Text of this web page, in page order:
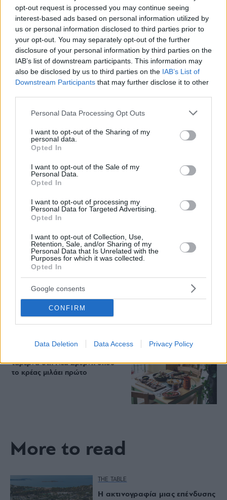
opt-out request is processed you may continue seeing
interest-based ads based on personal information utilized by
us or personal information disclosed to third parties prior to
your opt-out. You may separately opt-out of the further
disclosure of your personal information by third parties on the
IAB’s list of downstream participants. This information may
also be disclosed by us to third parties on the IAB’s List of
Downstream Participants that may further disclose it to other
Please note that this website/app uses one or more Google
not limited to your visit or usage behaviour. You may click to
grant or deny consent to Google and its third-party tags to
use your data for below specified purposes in below Google
consent section.
Personal Data Processing Opt Outs
I want to opt-out of the Sharing of my
personal data.
Opted In
I want to opt-out of the Sale of my
Personal Data.
Opted In
I want to opt-out of processing my
Personal Data for Targeted Advertising.
Opted In
I want to opt-out of Collection, Use,
Retention, Sale, and/or Sharing of my
Personal Data that Is Unrelated with the
Purposes for which it was collected.
Opted In
Google consents
CONFIRM
Data Deletion Data Access Privacy Policy
ρίζωσε) σε ένα αθέατο οικόπεδο στην Ανάβυσσο
στο κύμα: Γιατί στο Bolivar πας
(και) για το φαγητό του
Βρήκαμε το ρόφημα που θα
πίνεις όλο το καλοκαίρι στα
Starbucks
Πλαζ Βάρκιζας: Ξεμπλοκάρει η
επένδυση των 15 εκατ. – Η νέα
εποχή για την ιστορική πλαζ της
Αθηναϊκής Ριβιέρας
ταβέρνα στη Νέα Σμύρνη όπου
το κρέας μιλάει πρώτο
More to read
THE TABLE
Η ακτινογραφία μιας επένδυσης